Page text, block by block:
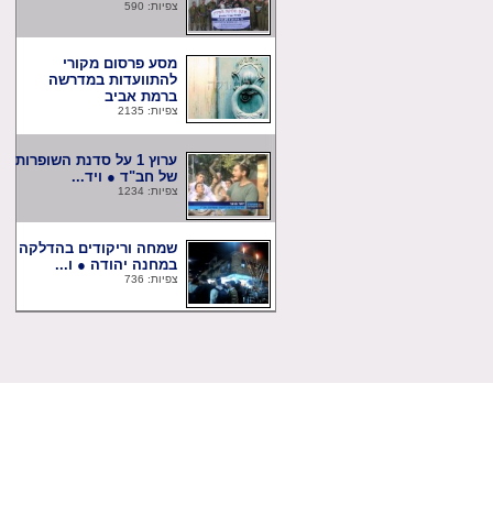
צפיות: 590
מסע פרסום מקורי
להתוועדות במדרשה
ברמת אביב
צפיות: 2135
ערוץ 1 על סדנת השופרות
של חב"ד ● ויד...
צפיות: 1234
שמחה וריקודים בהדלקה
במחנה יהודה ● ו...
צפיות: 736